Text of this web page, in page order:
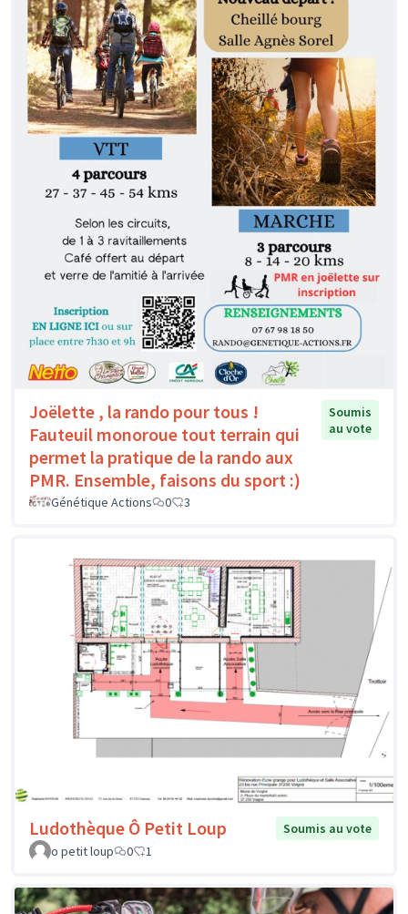
Joëlette , la rando pour tous !
Fauteuil monoroue tout terrain qui
permet la pratique de la rando aux
PMR. Ensemble, faisons du sport :)
Soumis
au vote
Génétique Actions 0 3
Ludothèque Ô Petit Loup
Soumis au vote
o petit loup
0 1